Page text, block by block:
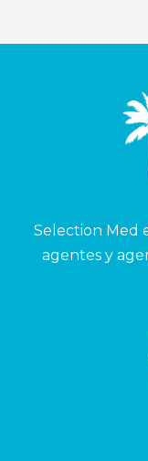
Selection Med
agentes y